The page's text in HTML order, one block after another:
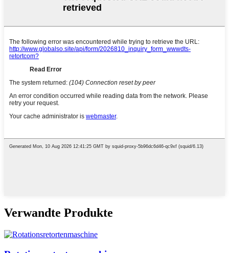
Verwandte Produkte